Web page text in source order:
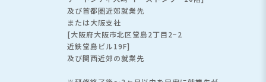
及び首都圏近郊就業先
または大阪支社
[大阪府大阪市北区堂島2丁目2−2
近鉄堂島ビル19F]
及び関西近郊の就業先